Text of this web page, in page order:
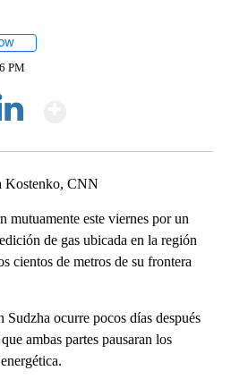
PM
Kostenko, CNN
mutuamente este viernes por un
de gas ubicada en la región
cientos de metros de su frontera
Sudzha ocurre pocos días después
ambas partes pausaran los